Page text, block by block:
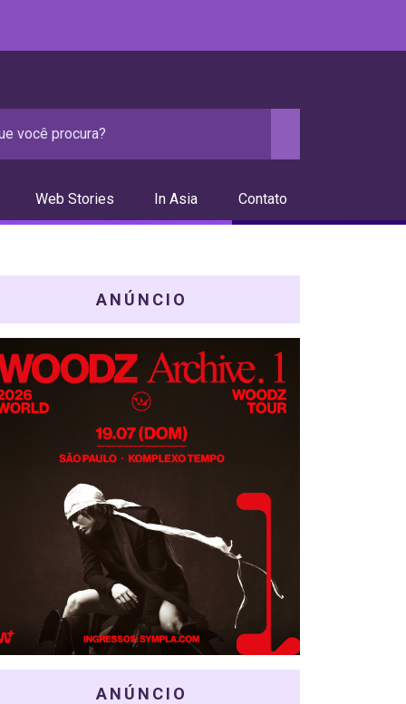
Web Stories In Asia Contato
ANÚNCIO
ANÚNCIO